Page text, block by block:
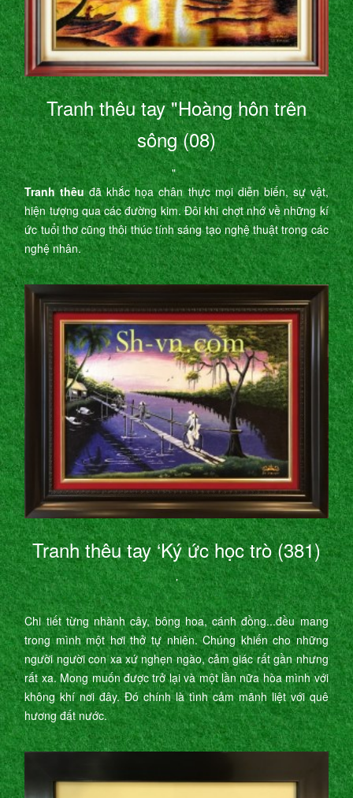
Tranh thêu tay "Hoàng hôn trên
sông (08)
"
Tranh thêuđã khắc họa chân thực mọi diễn biến, sự vật,
hiện tượng qua các đường kim. Đôi khi chợt nhớ về những kí
ức tuổi thơ cũng thôi thúc tính sáng tạo nghệ thuật trong các
nghệ nhân.
Tranh thêu tay ‘Ký ức học trò (381)
’
Chi tiết từng nhành cây, bông hoa, cánh đồng...đều mang
trong mình một hơi thở tự nhiên. Chúng khiến cho những
người người con xa xứ nghẹn ngào, cảm giác rất gần nhưng
rất xa. Mong muốn được trở lại và một lần nữa hòa mình với
không khí nơi đây. Đó chính là tình cảm mãnh liệt với quê
hương đất nước.